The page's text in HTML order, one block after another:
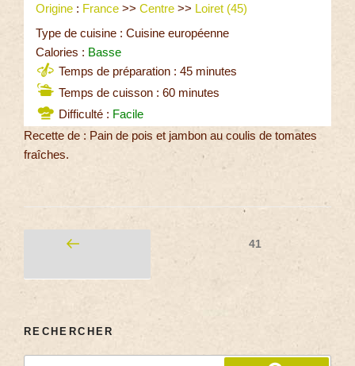
Origine : France >> Centre >> Loiret (45)
Type de cuisine : Cuisine européenne
Calories : Basse
Temps de préparation : 45 minutes
Temps de cuisson : 60 minutes
Difficulté : Facile
Recette de : Pain de pois et jambon au coulis de tomates
fraîches.
41
RECHERCHER